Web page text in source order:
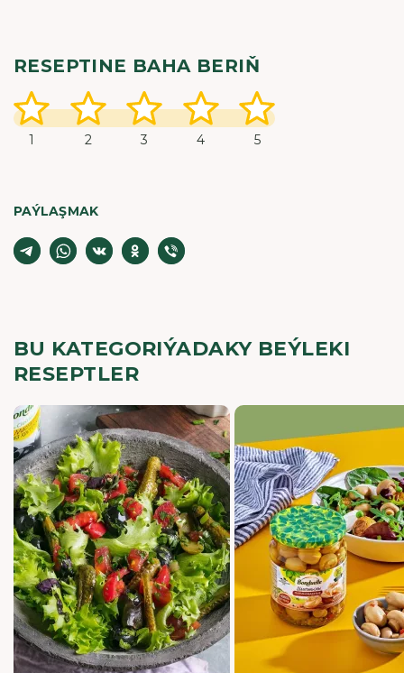
RESEPTINE BAHA BERIŇ
1 2 3 4 5
PAÝLAŞMAK
BU KATEGORIÝADAKY BEÝLEKI
RESEPTLER